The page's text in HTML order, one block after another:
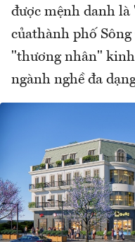
được mệnh danh
củathành phố
"thương nhân"
ngành nghề đa